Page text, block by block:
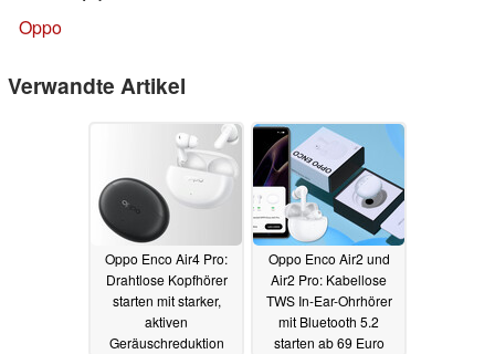
Oppo
Verwandte Artikel
Oppo Enco Air4 Pro:
Drahtlose Kopfhörer
starten mit starker,
aktiven
Geräuschreduktion
Oppo Enco Air2 und
Air2 Pro: Kabellose
TWS In-Ear-Ohrhörer
mit Bluetooth 5.2
starten ab 69 Euro